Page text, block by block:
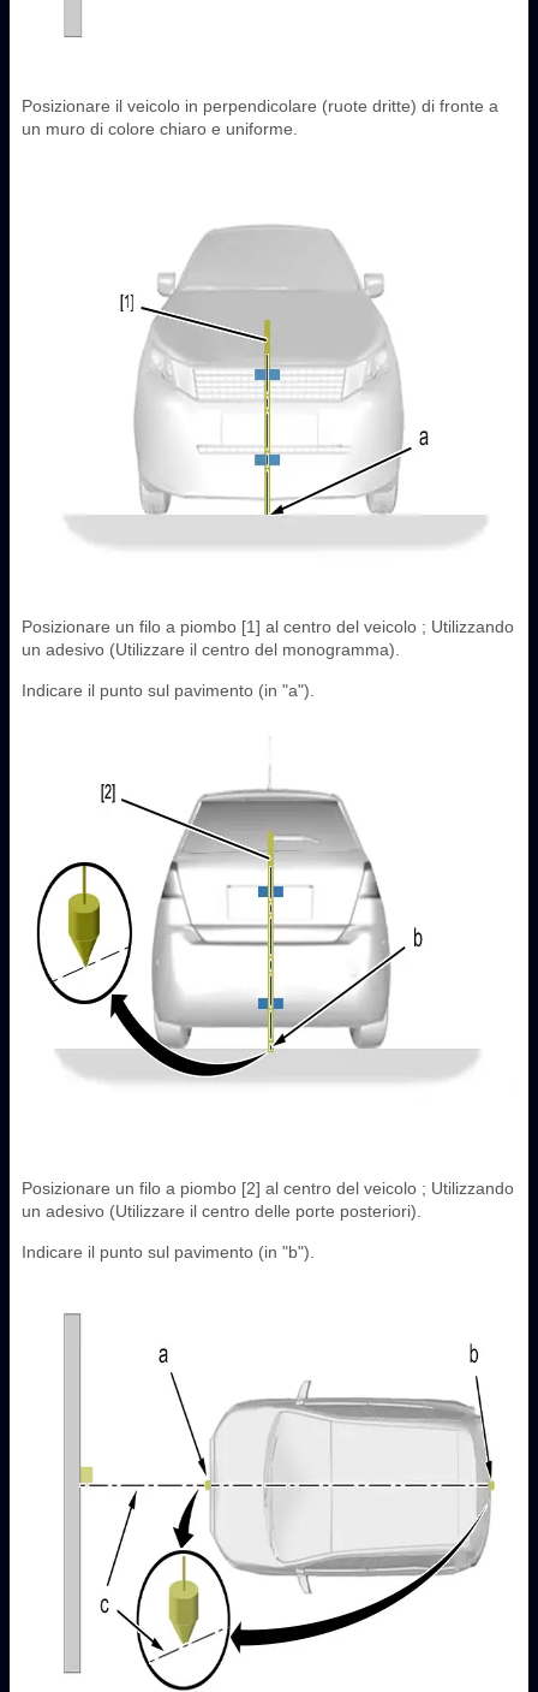
Posizionare il veicolo in perpendicolare (ruote dritte) di fronte a
un muro di colore chiaro e uniforme.
Posizionare un filo a piombo [1] al centro del veicolo ; Utilizzando
un adesivo (Utilizzare il centro del monogramma).
Indicare il punto sul pavimento (in "a").
Posizionare un filo a piombo [2] al centro del veicolo ; Utilizzando
un adesivo (Utilizzare il centro delle porte posteriori).
Indicare il punto sul pavimento (in "b").